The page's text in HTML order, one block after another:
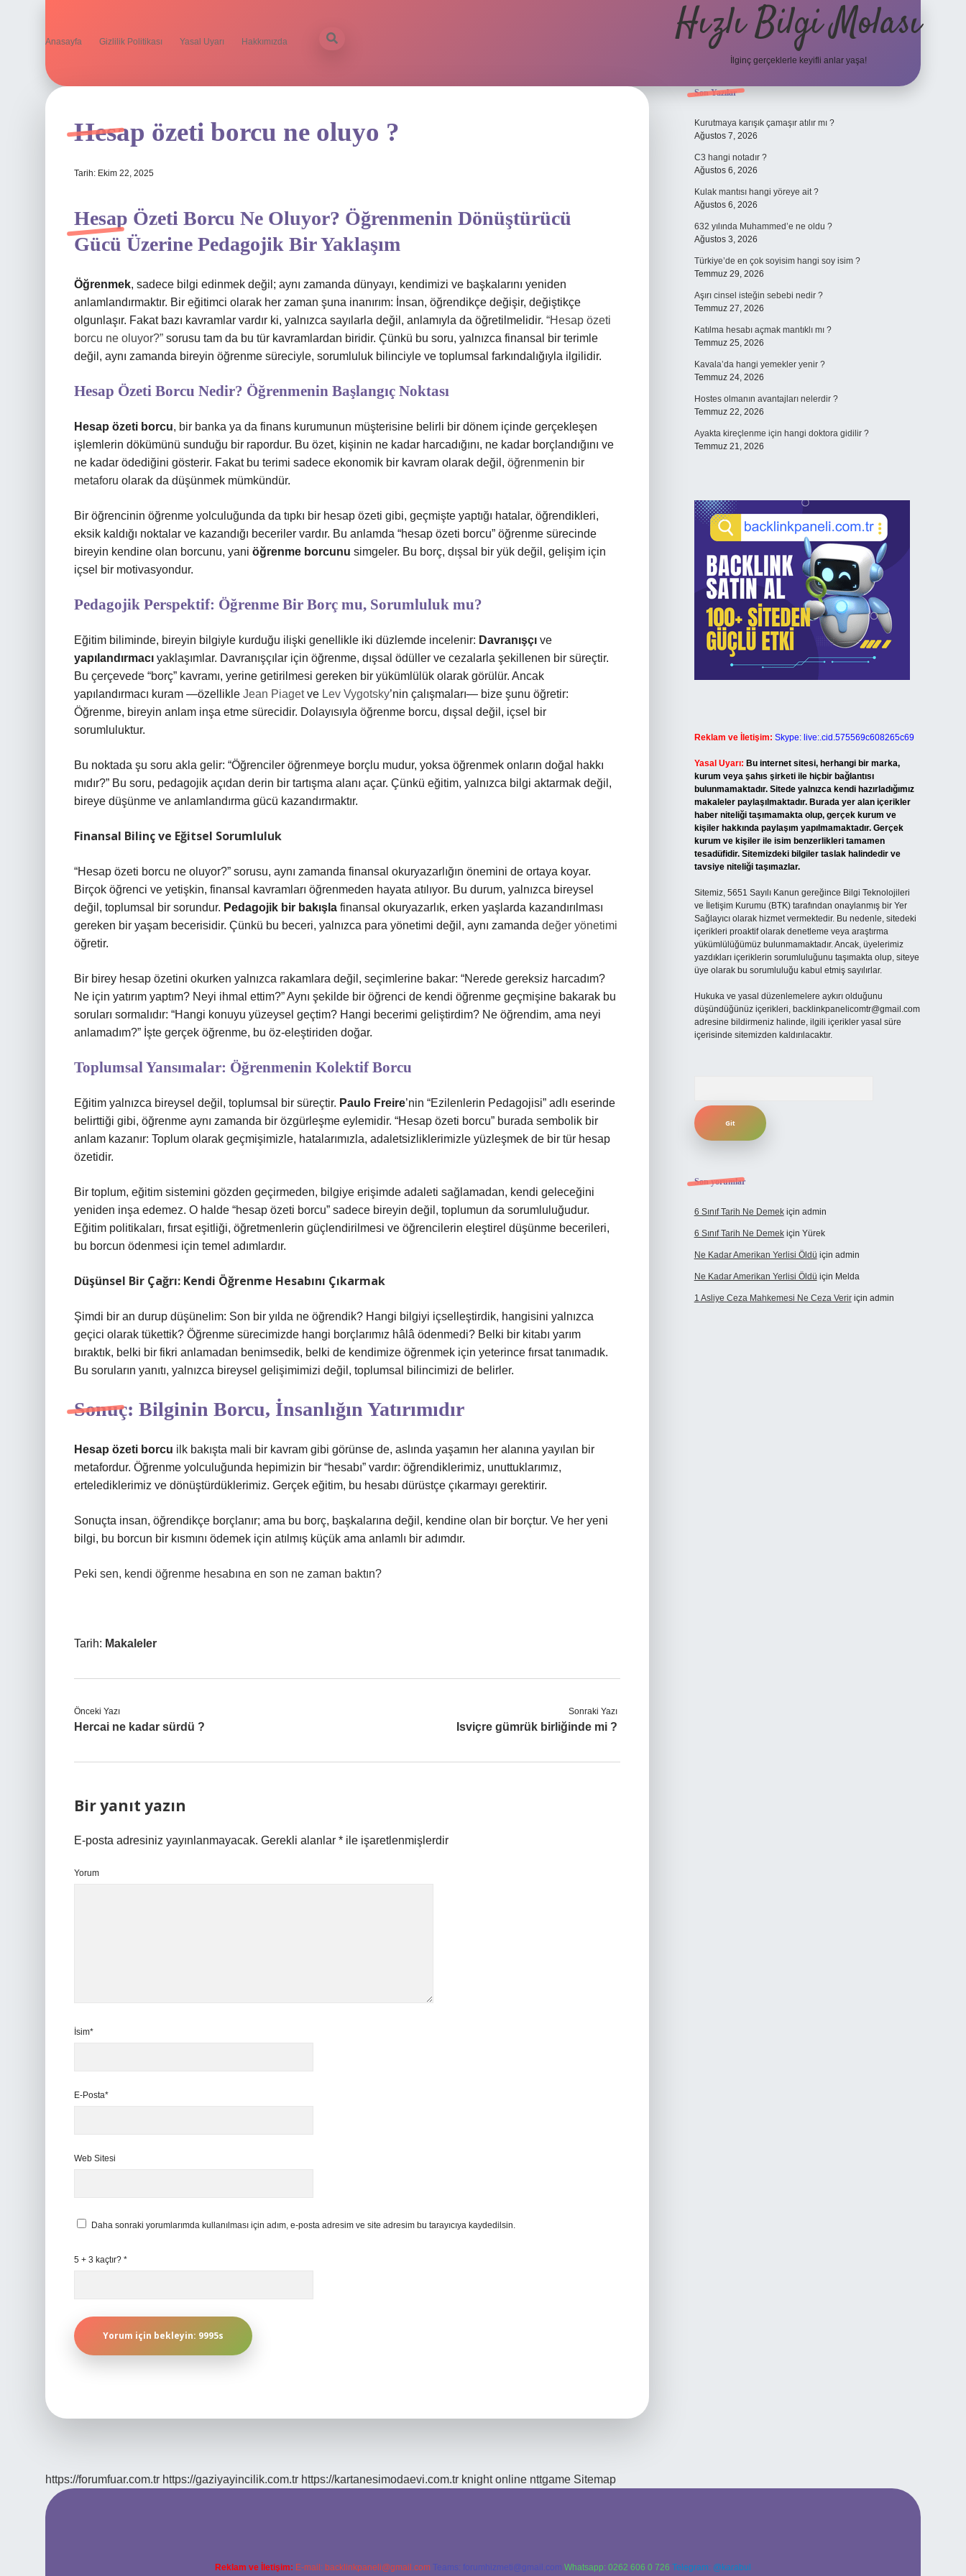
Anasayfa Gizlilik Politikası Yasal Uyarı Hakkımızda Hızlı Bilgi Molası
İlginç gerçeklerle keyifli anlar yaşa!
Hesap özeti borcu ne oluyo ?
Tarih: Ekim 22, 2025
Hesap Özeti Borcu Ne Oluyor? Öğrenmenin Dönüştürücü
Gücü Üzerine Pedagojik Bir Yaklaşım
Öğrenmek, sadece bilgi edinmek değil; aynı zamanda dünyayı, kendimizi ve başkalarını yeniden
anlamlandırmaktır. Bir eğitimci olarak her zaman şuna inanırım: İnsan, öğrendikçe değişir, değiştikçe
olgunlaşır. Fakat bazı kavramlar vardır ki, yalnızca sayılarla değil, anlamıyla da öğretilmelidir. “Hesap özeti
borcu ne oluyor?” sorusu tam da bu tür kavramlardan biridir. Çünkü bu soru, yalnızca finansal bir terimle
değil, aynı zamanda bireyin öğrenme süreciyle, sorumluluk bilinciyle ve toplumsal farkındalığıyla ilgilidir.
Hesap Özeti Borcu Nedir? Öğrenmenin Başlangıç Noktası
Hesap özeti borcu, bir banka ya da finans kurumunun müşterisine belirli bir dönem içinde gerçekleşen
işlemlerin dökümünü sunduğu bir rapordur. Bu özet, kişinin ne kadar harcadığını, ne kadar borçlandığını ve
ne kadar ödediğini gösterir. Fakat bu terimi sadece ekonomik bir kavram olarak değil, öğrenmenin bir
metaforu olarak da düşünmek mümkündür.
Bir öğrencinin öğrenme yolculuğunda da tıpkı bir hesap özeti gibi, geçmişte yaptığı hatalar, öğrendikleri,
eksik kaldığı noktalar ve kazandığı beceriler vardır. Bu anlamda “hesap özeti borcu” öğrenme sürecinde
bireyin kendine olan borcunu, yani öğrenme borcunu simgeler. Bu borç, dışsal bir yük değil, gelişim için
içsel bir motivasyondur.
Pedagojik Perspektif: Öğrenme Bir Borç mu, Sorumluluk mu?
Eğitim biliminde, bireyin bilgiyle kurduğu ilişki genellikle iki düzlemde incelenir: Davranışçı ve
yapılandırmacı yaklaşımlar. Davranışçılar için öğrenme, dışsal ödüller ve cezalarla şekillenen bir süreçtir.
Bu çerçevede “borç” kavramı, yerine getirilmesi gereken bir yükümlülük olarak görülür. Ancak
yapılandırmacı kuram —özellikle Jean Piagetve Lev Vygotsky’nin çalışmaları— bize şunu öğretir:
Öğrenme, bireyin anlam inşa etme sürecidir. Dolayısıyla öğrenme borcu, dışsal değil, içsel bir
sorumluluktur.
Bu noktada şu soru akla gelir: “Öğrenciler öğrenmeye borçlu mudur, yoksa öğrenmek onların doğal hakkı
mıdır?” Bu soru, pedagojik açıdan derin bir tartışma alanı açar. Çünkü eğitim, yalnızca bilgi aktarmak değil,
bireye düşünme ve anlamlandırma gücü kazandırmaktır.
Finansal Bilinç ve Eğitsel Sorumluluk
“Hesap özeti borcu ne oluyor?” sorusu, aynı zamanda finansal okuryazarlığın önemini de ortaya koyar.
Birçok öğrenci ve yetişkin, finansal kavramları öğrenmeden hayata atılıyor. Bu durum, yalnızca bireysel
değil, toplumsal bir sorundur. Pedagojik bir bakışla finansal okuryazarlık, erken yaşlarda kazandırılması
gereken bir yaşam becerisidir. Çünkü bu beceri, yalnızca para yönetimi değil, aynı zamanda değer yönetimi
öğretir.
Bir birey hesap özetini okurken yalnızca rakamlara değil, seçimlerine bakar: “Nerede gereksiz harcadım?
Ne için yatırım yaptım? Neyi ihmal ettim?” Aynı şekilde bir öğrenci de kendi öğrenme geçmişine bakarak bu
soruları sormalıdır: “Hangi konuyu yüzeysel geçtim? Hangi becerimi geliştirdim? Ne öğrendim, ama neyi
anlamadım?” İşte gerçek öğrenme, bu öz-eleştiriden doğar.
Toplumsal Yansımalar: Öğrenmenin Kolektif Borcu
Eğitim yalnızca bireysel değil, toplumsal bir süreçtir. Paulo Freire’nin “Ezilenlerin Pedagojisi” adlı eserinde
belirttiği gibi, öğrenme aynı zamanda bir özgürleşme eylemidir. “Hesap özeti borcu” burada sembolik bir
anlam kazanır: Toplum olarak geçmişimizle, hatalarımızla, adaletsizliklerimizle yüzleşmek de bir tür hesap
özetidir.
Bir toplum, eğitim sistemini gözden geçirmeden, bilgiye erişimde adaleti sağlamadan, kendi geleceğini
yeniden inşa edemez. O halde “hesap özeti borcu” sadece bireyin değil, toplumun da sorumluluğudur.
Eğitim politikaları, fırsat eşitliği, öğretmenlerin güçlendirilmesi ve öğrencilerin eleştirel düşünme becerileri,
bu borcun ödenmesi için temel adımlardır.
Düşünsel Bir Çağrı: Kendi Öğrenme Hesabını Çıkarmak
Şimdi bir an durup düşünelim: Son bir yılda ne öğrendik? Hangi bilgiyi içselleştirdik, hangisini yalnızca
geçici olarak tükettik? Öğrenme sürecimizde hangi borçlarımız hâlâ ödenmedi? Belki bir kitabı yarım
bıraktık, belki bir fikri anlamadan benimsedik, belki de kendimize öğrenmek için yeterince fırsat tanımadık.
Bu soruların yanıtı, yalnızca bireysel gelişimimizi değil, toplumsal bilincimizi de belirler.
Sonuç: Bilginin Borcu, İnsanlığın Yatırımıdır
Hesap özeti borcu ilk bakışta mali bir kavram gibi görünse de, aslında yaşamın her alanına yayılan bir
metafordur. Öğrenme yolculuğunda hepimizin bir “hesabı” vardır: öğrendiklerimiz, unuttuklarımız,
ertelediklerimiz ve dönüştürdüklerimiz. Gerçek eğitim, bu hesabı dürüstçe çıkarmayı gerektirir.
Sonuçta insan, öğrendikçe borçlanır; ama bu borç, başkalarına değil, kendine olan bir borçtur. Ve her yeni
bilgi, bu borcun bir kısmını ödemek için atılmış küçük ama anlamlı bir adımdır.
Peki sen, kendi öğrenme hesabına en son ne zaman baktın?
Tarih: Makaleler
Önceki Yazı
Hercai ne kadar sürdü ?
Sonraki Yazı
Isviçre gümrük birliğinde mi ?
Bir yanıt yazın
E-posta adresiniz yayınlanmayacak. Gerekli alanlar * ile işaretlenmişlerdir
Yorum
İsim*
E-Posta*
Web Sitesi
Daha sonraki yorumlarımda kullanılması için adım, e-posta adresim ve site adresim bu tarayıcıya kaydedilsin.
5 + 3 kaçtır? *
https://forumfuar.com.tr https://gaziyayincilik.com.tr https://kartanesimodaevi.com.tr knight online nttgame Sitemap
Sidebar
Son Yazılar
Kurutmaya karışık çamaşır atılır mı ?
Ağustos 7, 2026
C3 hangi notadır ?
Ağustos 6, 2026
Kulak mantısı hangi yöreye ait ?
Ağustos 6, 2026
632 yılında Muhammed’e ne oldu ?
Ağustos 3, 2026
Türkiye’de en çok soyisim hangi soy isim ?
Temmuz 29, 2026
Aşırı cinsel isteğin sebebi nedir ?
Temmuz 27, 2026
Katılma hesabı açmak mantıklı mı ?
Temmuz 25, 2026
Kavala’da hangi yemekler yenir ?
Temmuz 24, 2026
Hostes olmanın avantajları nelerdir ?
Temmuz 22, 2026
Ayakta kireçlenme için hangi doktora gidilir ?
Temmuz 21, 2026
Reklam ve İletişim: Skype: live:.cid.575569c608265c69
Yasal Uyarı: Bu internet sitesi, herhangi bir marka,
kurum veya şahıs şirketi ile hiçbir bağlantısı
bulunmamaktadır. Sitede yalnızca kendi hazırladığımız
makaleler paylaşılmaktadır. Burada yer alan içerikler
haber niteliği taşımamakta olup, gerçek kurum ve
kişiler hakkında paylaşım yapılmamaktadır. Gerçek
kurum ve kişiler ile isim benzerlikleri tamamen
tesadüfidir. Sitemizdeki bilgiler taslak halindedir ve
tavsiye niteliği taşımazlar.
Sitemiz, 5651 Sayılı Kanun gereğince Bilgi Teknolojileri
ve İletişim Kurumu (BTK) tarafından onaylanmış bir Yer
Sağlayıcı olarak hizmet vermektedir. Bu nedenle, sitedeki
içerikleri proaktif olarak denetleme veya araştırma
yükümlülüğümüz bulunmamaktadır. Ancak, üyelerimiz
yazdıkları içeriklerin sorumluluğunu taşımakta olup, siteye
üye olarak bu sorumluluğu kabul etmiş sayılırlar.
Hukuka ve yasal düzenlemelere aykırı olduğunu
düşündüğünüz içerikleri, backlinkpanelicomtr@gmail.com
adresine bildirmeniz halinde, ilgili içerikler yasal süre
içerisinde sitemizden kaldırılacaktır.
Son yorumlar
6 Sınıf Tarih Ne Demekiçin admin
6 Sınıf Tarih Ne Demekiçin Yürek
Ne Kadar Amerikan Yerlisi Öldü için admin
Ne Kadar Amerikan Yerlisi Öldü için Melda
1 Asliye Ceza Mahkemesi Ne Ceza Veririçin admin
Reklam ve İletişim: E-mail: backlinkpaneli@gmail.com Teams: forumhizmeti@gmail.com Whatsapp: 0262 606 0 726 Telegram: @karabul